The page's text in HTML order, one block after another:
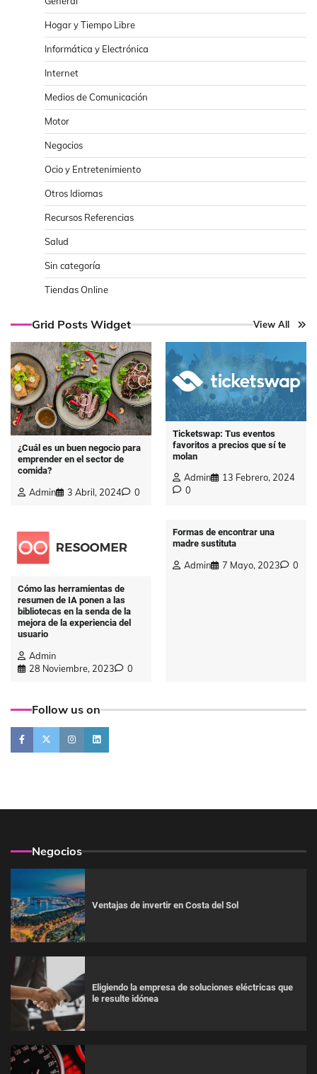
Hogar y Tiempo Libre
Informática y Electrónica
Internet
Medios de Comunicación
Motor
Negocios
Ocio y Entretenimiento
Otros Idiomas
Recursos Referencias
Salud
Sin categoría
Tiendas Online
Grid Posts Widget View All
¿Cuál es un buen negocio para
emprender en el sector de
comida?
Admin 3 Abril, 2024 0
Ticketswap: Tus eventos
favoritos a precios que sí te
molan
Admin
13 Febrero, 2024
0
Cómo las herramientas de
resumen de IA ponen a las
bibliotecas en la senda de la
mejora de la experiencia del
usuario
Admin
28 Noviembre, 2023
0
Formas de encontrar una
madre sustituta
Admin 7 Mayo, 2023 0
Follow us on
Negocios
Ventajas de invertir en Costa del Sol
Eligiendo la empresa de soluciones eléctricas que
le resulte idónea